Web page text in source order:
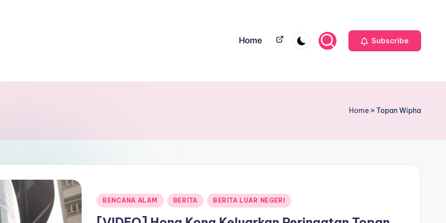
Home Home Subscribe
Home»Topan Wipha
Posted
BENCANA ALAM BERITA BERITA LUAR NEGERI